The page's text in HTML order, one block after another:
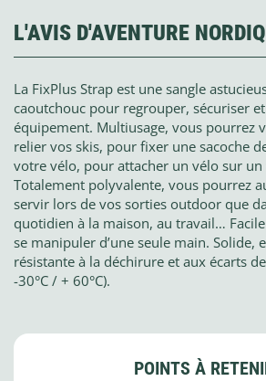
L'AVIS D'AVENTURE
La FixPlus Strap est une sangle
caoutchouc pour regrouper, sécuriser
équipement. Multiusage, vous pourrez
relier vos skis, pour fixer une sacoche
votre vélo, pour attacher un vélo sur un
Totalement polyvalente, vous pourrez
servir lors de vos sorties outdoor que
quotidien à la maison, au travail…
se manipuler d’une seule main. Solide,
résistante à la déchirure et aux écarts
-30°C / + 60°C).
POINTS À